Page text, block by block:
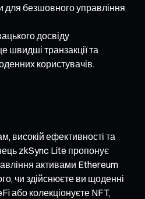
безшовного управління
досвіду
транзакції та
користувачів.
високій ефективності та
zkSync Lite пропонує
активами Ethereum
чи здійснюєте ви щоденні
або колекціонуєте NFT,